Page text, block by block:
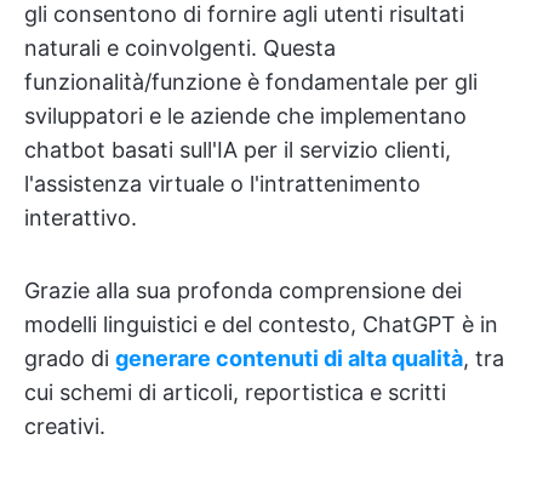
gli consentono di fornire agli utenti risultati
naturali e coinvolgenti. Questa
funzionalità/funzione è fondamentale per gli
sviluppatori e le aziende che implementano
chatbot basati sull'IA per il servizio clienti,
l'assistenza virtuale o l'intrattenimento
interattivo.
Grazie alla sua profonda comprensione dei
modelli linguistici e del contesto, ChatGPT è in
grado di generare contenuti di alta qualità, tra
cui schemi di articoli, reportistica e scritti
creativi.